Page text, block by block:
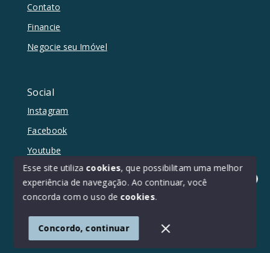
Olá! Estamos disponíveis para te ajudar.
Contato
Financie
Negocie seu Imóvel
Social
Instagram
Facebook
Youtube
© Copyright 2026 - Duetto Imóveis - Todos os direitos
SITE PARA IMOBILIARIA
Esse site utiliza cookies, que possibilitam uma melhor
experiência de navegação. Ao continuar, você
concorda com o uso de cookies.
Concordo, continuar